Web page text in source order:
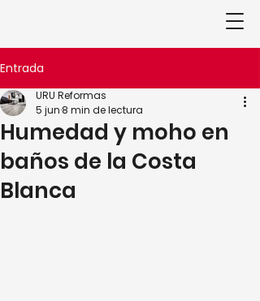
Entrada
Humedad y moho en
baños de la Costa
Blanca
URU Reformas
5 jun 8 min de lectura